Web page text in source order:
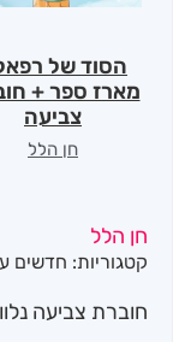
הסוד של
מארז ספר +
צביעה
חן הלל
חן הלל
קטגוריות: חדשים
חוברת צביעה